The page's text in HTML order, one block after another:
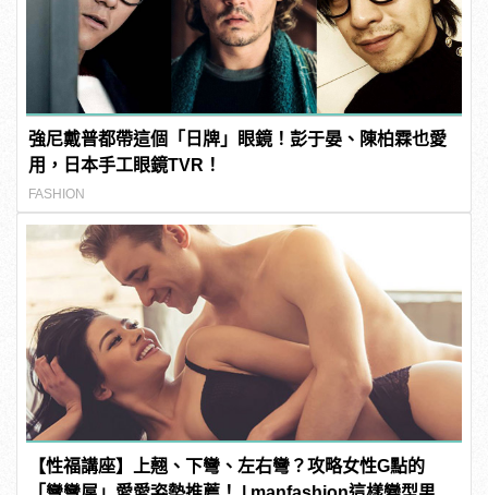
強尼戴普都帶這個「日牌」眼鏡！彭于晏、陳柏霖也愛
用，日本手工眼鏡TVR！
FASHION
【性福講座】上翹、下彎、左右彎？攻略女性G點的